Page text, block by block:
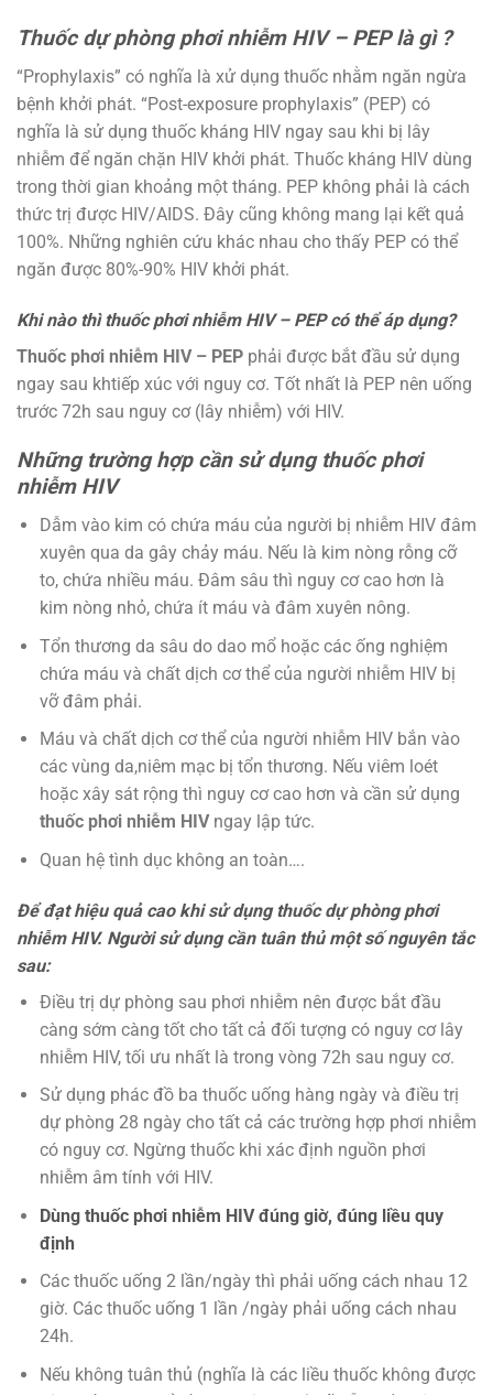
Thuốc dự phòng phơi nhiễm HIV – PEP là gì ?
“Prophylaxis” có nghĩa là xử dụng thuốc nhằm ngăn ngừa
bệnh khởi phát. “Post-exposure prophylaxis” (PEP) có
nghĩa là sử dụng thuốc kháng HIV ngay sau khi bị lây
nhiễm để ngăn chặn HIV khởi phát. Thuốc kháng HIV dùng
trong thời gian khoảng một tháng. PEP không phải là cách
thức trị được HIV/AIDS. Ðây cũng không mang lại kết quả
100%. Những nghiên cứu khác nhau cho thấy PEP có thể
ngăn được 80%-90% HIV khởi phát.
Khi nào thì thuốc phơi nhiễm HIV – PEP có thể áp dụng?
Thuốc phơi nhiễm HIV – PEP phải được bắt đầu sử dụng
ngay sau khtiếp xúc với nguy cơ. Tốt nhất là PEP nên uống
trước 72h sau nguy cơ (lây nhiễm) với HIV.
Những trường hợp cần sử dụng thuốc phơi
nhiễm HIV
Dẫm vào kim có chứa máu của người bị nhiễm HIV đâm
xuyên qua da gây chảy máu. Nếu là kim nòng rỗng cỡ
to, chứa nhiều máu. Đâm sâu thì nguy cơ cao hơn là
kim nòng nhỏ, chứa ít máu và đâm xuyên nông.
Tổn thương da sâu do dao mổ hoặc các ống nghiệm
chứa máu và chất dịch cơ thể của người nhiễm HIV bị
vỡ đâm phải.
Máu và chất dịch cơ thể của người nhiễm HIV bắn vào
các vùng da,niêm mạc bị tổn thương. Nếu viêm loét
hoặc xây sát rộng thì nguy cơ cao hơn và cần sử dụng
thuốc phơi nhiễm HIVngay lập tức.
Quan hệ tình dục không an toàn….
Để đạt hiệu quả cao khi sử dụng thuốc dự phòng phơi
nhiễm HIV. Người sử dụng cần tuân thủ một số nguyên tắc
sau:
Điều trị dự phòng sau phơi nhiễm nên được bắt đầu
càng sớm càng tốt cho tất cả đối tượng có nguy cơ lây
nhiễm HIV, tối ưu nhất là trong vòng 72h sau nguy cơ.
Sử dụng phác đồ ba thuốc uống hàng ngày và điều trị
dự phòng 28 ngày cho tất cả các trường hợp phơi nhiễm
có nguy cơ. Ngừng thuốc khi xác định nguồn phơi
nhiễm âm tính với HIV.
Dùng thuốc phơi nhiễm HIVđúng giờ, đúng liều quy
định
Các thuốc uống 2 lần/ngày thì phải uống cách nhau 12
giờ. Các thuốc uống 1 lần /ngày phải uống cách nhau
24h.
Nếu không tuân thủ (nghĩa là các liều thuốc không được